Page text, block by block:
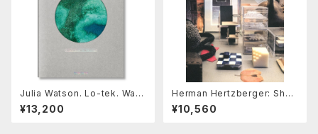
Julia Watson. Lo-tek. Wate
r. a Field Guide for Teknol
ogy
¥13,200
Herman Hertzberger: Shap
ing Freedom, Architecture
1959-2025
¥10,560